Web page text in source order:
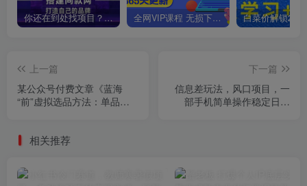
你还在到处找项目？还在当韭菜？我靠卖项目一个月收入5万+，曾经我也是个失败者。 全网VIP课程 无损下载~
上一篇
某公众号付费文章《蓝海
“前”虚拟选品方法：单品收
下一篇
信息差玩法，风口项目，一
部手机简单操作稳定日入
相关推荐